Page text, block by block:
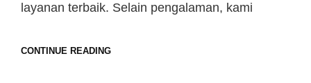
layanan terbaik. Selain pengalaman, kami
CONTINUE READING